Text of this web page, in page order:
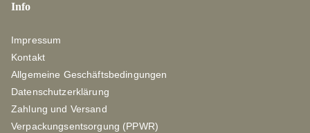
Info
Impressum
Kontakt
Allgemeine Geschäftsbedingungen
Datenschutzerklärung
Zahlung und Versand
Verpackungsentsorgung (PPWR)